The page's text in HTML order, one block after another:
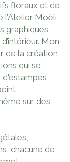
floraux et de
l’Atelier Moëli,
graphiques
Mon
de la création
qui se
sur des
chacune de